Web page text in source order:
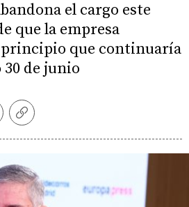
el cargo este
que la empresa
que continuaría
de junio
Copiar